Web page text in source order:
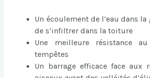
Un écoulement de l’eau dans
de s’infiltrer dans la toiture
Une meilleure résistance
tempêtes
Un barrage efficace face aux